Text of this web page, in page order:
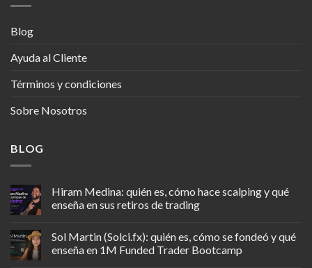
Blog
Ayuda al Cliente
Términos y condiciones
Sobre Nosotros
BLOG
Hiram Medina: quién es, cómo hace scalping y qué
enseña en sus retiros de trading
Sol Martin (Solci.fx): quién es, cómo se fondeó y qué
enseña en 1M Funded Trader Bootcamp